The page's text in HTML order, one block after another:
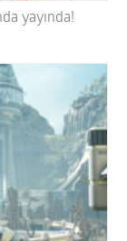
yayında!